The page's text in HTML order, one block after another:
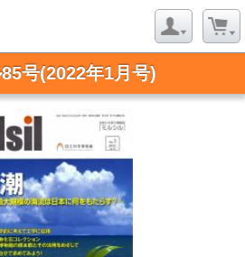
号(2022年1月号)